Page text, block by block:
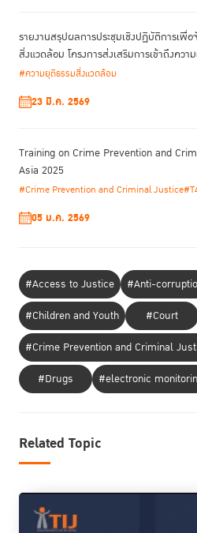
รายงานสรุปผลการประชุมเชิงปฏิบัติการเพื่
สิ่งแวดล้อม โครงการส่งเสริมการเข้าถึงคว
#ความยุติธรรมสิ่งแวดล้อม
23 มี.ค. 2569
Training on Crime Prevention and
Asia 2025
#Crime Prevention and Criminal Justice
05 ม.ค. 2569
#Access to Justice #Anti-
#Children and Youth
#Court
#Crime Prevention and Criminal
#Drugs
#electronic
Related Topic